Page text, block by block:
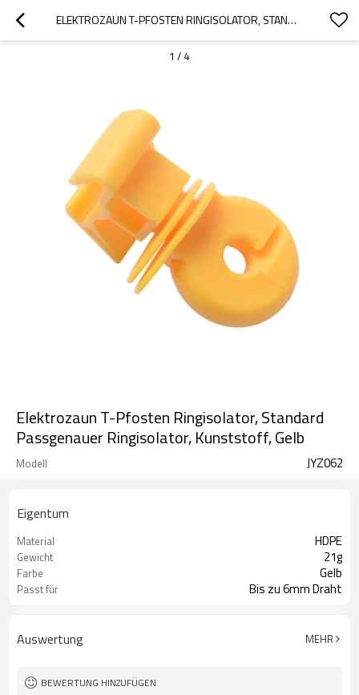
ELEKTROZAUN T-PFOSTEN RINGISOLATOR, STANDARD PASSGENAUER RINGISOLATOR, KUNSTSTOFF, GELB
1 / 4
Elektrozaun T-Pfosten Ringisolator, Standard
Passgenauer Ringisolator, Kunststoff, Gelb
Modell JYZ062
Eigentum
Material HDPE
Gewicht 21g
Farbe Gelb
Passt für Bis zu 6mm Draht
Auswertung MEHR
BEWERTUNG HINZUFÜGEN